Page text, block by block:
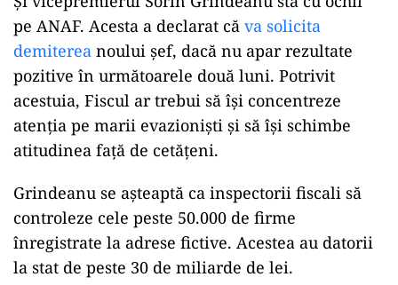
pe ANAF. Acesta a declarat că va solicita
demiterea noului șef, dacă nu apar rezultate
pozitive în următoarele două luni. Potrivit
acestuia, Fiscul ar trebui să își concentreze
atenția pe marii evazioniști și să își schimbe
atitudinea față de cetățeni.
Grindeanu se așteaptă ca inspectorii fiscali să
controleze cele peste 50.000 de firme
înregistrate la adrese fictive. Acestea au datorii
la stat de peste 30 de miliarde de lei.